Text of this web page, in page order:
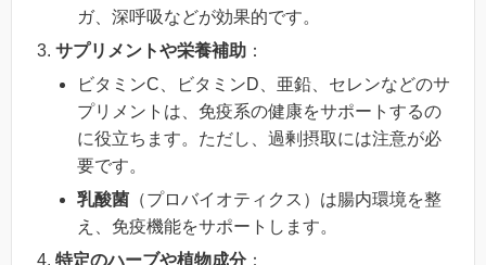
ガ、深呼吸などが効果的です。
サプリメントや栄養補助 ：
ビタミンC、ビタミンD、亜鉛、セレンなどのサ
プリメントは、免疫系の健康をサポートするの
に役立ちます。ただし、過剰摂取には注意が必
要です。
乳酸菌 （プロバイオティクス）は腸内環境を整
え、免疫機能をサポートします。
特定のハーブや植物成分：